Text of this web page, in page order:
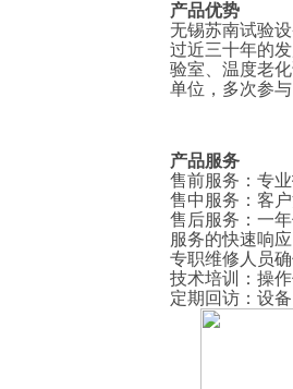
产品优势
无锡苏南试验
过近三十年的
验室、温度老
单位，多次参
产品服务
售前服务 ： 专
售中服务 ： 客
售后服务 ： 一
服务的快速响应
专职维修人员
技术培训
： 操
定期回访 ： 设